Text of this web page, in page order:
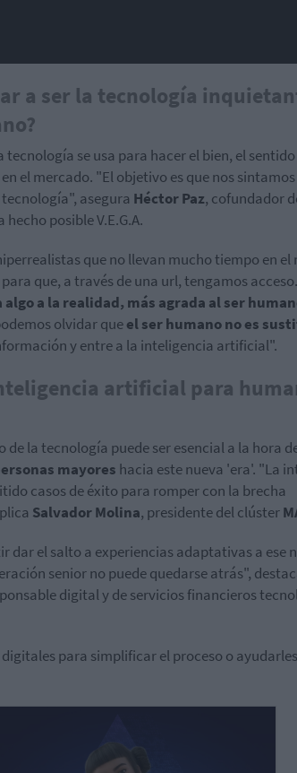
a ser la tecnología
tecnología se usa para hacer el bien, el
el mercado. "El objetivo es que nos
asegura Héctor Paz, cofundador
posible V.E.G.A.
que no llevan mucho tiempo en el
que, a través de una url, tengamos acceso.
algo a la realidad, más agrada al ser
olvidar queel ser humano no es
y entre a la inteligencia artificial".
artificial para
de la tecnología puede ser esencial a la hora
mayores hacia este nueva 'era'. "La
casos de éxito para romper con la brecha
Salvador Molina, presidente del clúster
dar el salto a experiencias adaptativas a ese
senior no puede quedarse atrás",
digital y de servicios financieros
digitales para simplificar el proceso o